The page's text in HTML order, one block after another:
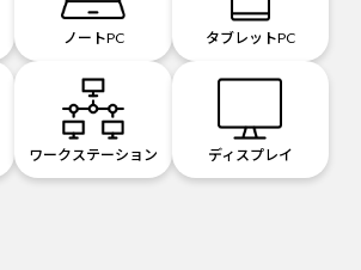
ノートPC タブレットPC
ワークステーション ディスプレイ